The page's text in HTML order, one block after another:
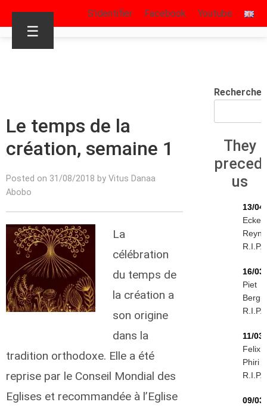
S’identifier Facebook Youtube
☰
Le temps de la
création, semaine 1
Posted on 31/08/2018 by Vitus Danaa
Abobo
La
célébration
du temps de
la création a
son origine
dans la
tradition orthodoxe. Elle a été
reprise par le Conseil Mondial des
Eglises et recommandée à l’Eglise
Rechercher
They
us
13/
R.I.P.
16/
Piet
R.I.P.
11/
Felix
Phiri
R.I.P.
09/